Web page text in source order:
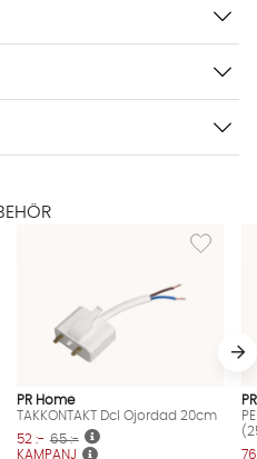
i önskelista: PERFECT LED Opal
Lägg till i
PR Home
TAKKONTAKT Dcl Ojordad 20cm
KAMPANJ
52 :- 65 :-
part. Läs mer i vår